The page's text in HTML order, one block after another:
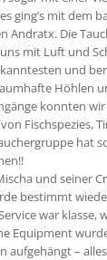
ging’s mit dem
Andratx. Die
mit Luft und
und
Höhlen
konnten
Fischspezies,
hat
und seiner
bestimmt
war
Equipment
aufgehängt –